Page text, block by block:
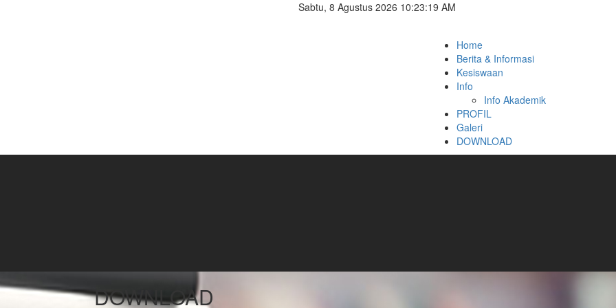
IX TAHUN PELAJARAN 2022-2023...
IX TAHUN PELAJARAN 2022/2023...
Sabtu, 8 Agustus 2026 10:23:20 AM
Home
Berita & Informasi
Kesiswaan
Info
Info Akademik
PROFIL
Galeri
DOWNLOAD
DOWNLOAD